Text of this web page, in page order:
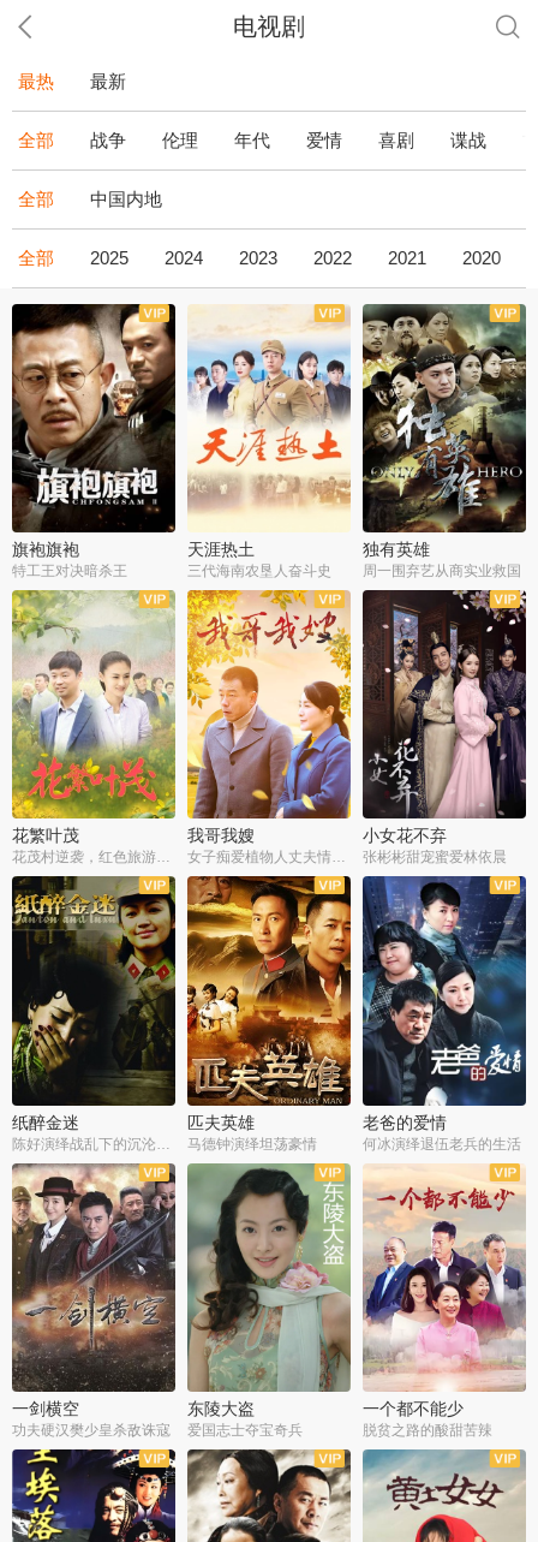
电视剧
最热 最新
全部 战争 伦理 年代 爱情 喜剧 谍战
全部 中国内地
全部 2025 2024 2023 2022 2021 2020
全43集
旗袍旗袍
特工王对决暗杀王
全36集
天涯热土
三代海南农垦人奋斗史
全34集
独有英雄
周一围弃艺从商实业救国
全34集
花繁叶茂
花茂村逆袭，红色旅游出圈
全50集
我哥我嫂
女子痴爱植物人丈夫情定一生
全51集
小女花不弃
张彬彬甜宠蜜爱林依晨
全42集
纸醉金迷
全35集
匹夫英雄
马德钟演绎坦荡豪情
全32集
老爸的爱情
何冰演绎退伍老兵的生活
全40集
一剑横空
功夫硬汉樊少皇杀敌诛寇
全33集
东陵大盗
爱国志士夺宝奇兵
全36集
一个都不能少
脱贫之路的酸甜苦辣
全25集
全50集 全23集